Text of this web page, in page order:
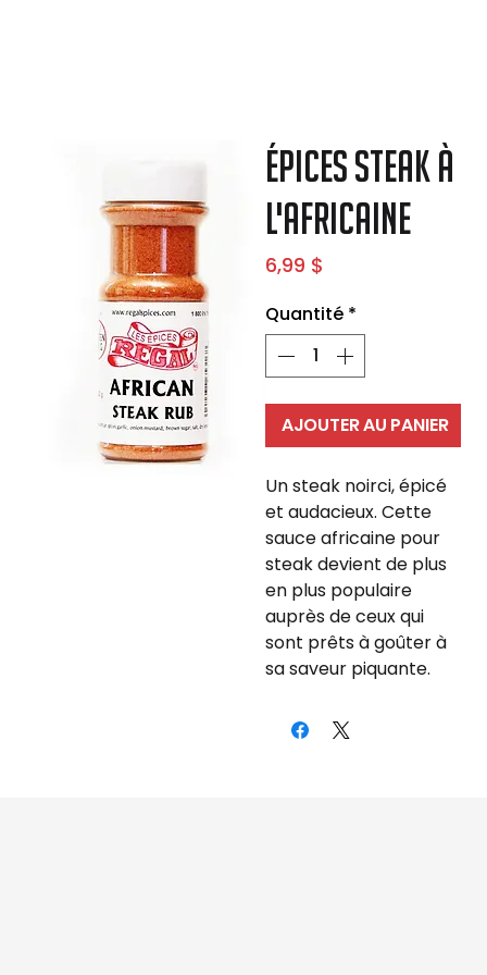
Épices steak à
l'Africaine
6,99 $
Quantité *
AJOUTER AU PANIER
Un steak noirci, épicé
et audacieux. Cette
sauce africaine pour
steak devient de plus
en plus populaire
auprès de ceux qui
sont prêts à goûter à
sa saveur piquante.